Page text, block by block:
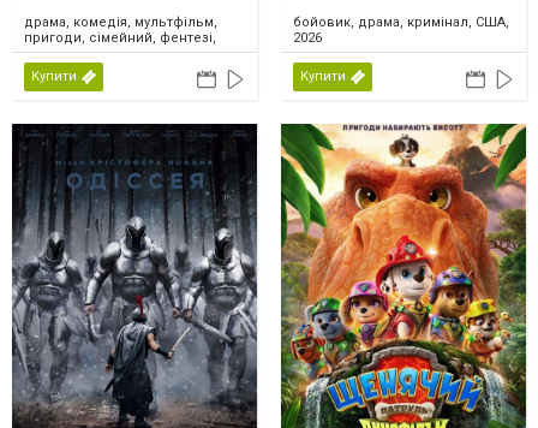
драма, комедія, мультфільм,
пригоди, сімейний, фентезі,
США, 2026
Купити
бойовик, драма, кримінал, США,
2026
Купити